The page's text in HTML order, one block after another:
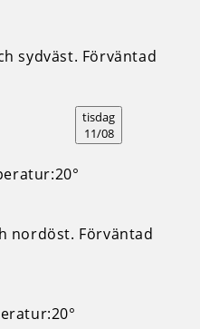
tisdag
11/08